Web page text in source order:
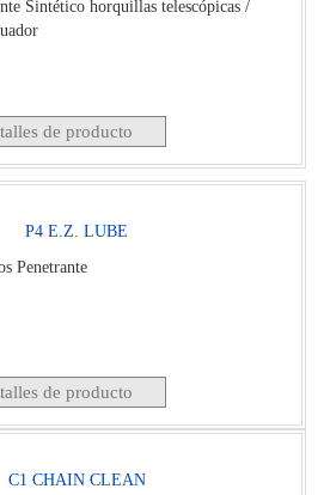
Sintético horquillas telescópicas /
de producto
P4 E.Z. LUBE
Penetrante
de producto
C1 CHAIN CLEAN